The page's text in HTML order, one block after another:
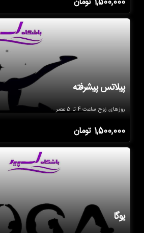
پیلاتس پیشرفته
روزهای زوج ساعت 4 تا 5 عصر
1,500,000 تومان
یوگا